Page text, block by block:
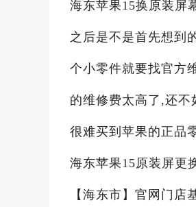
海东苹果15换原装屏
之后是不是首先想到
个小零件就要找官方
的维修费太高了,还
很难买到苹果的正品
海东苹果15原装屏更
【海东市】官网门店